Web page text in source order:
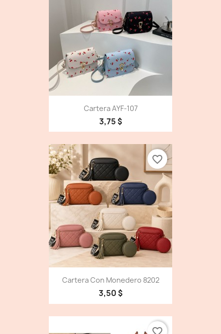
Cartera AYF-107
3,75 $
Cartera Con Monedero 8202
3,50 $
favorite_border
favorite_border